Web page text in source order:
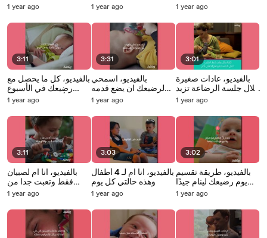
1 year ago
3:11
بالفيديو، كل ما يحصل مع
رضيعك في الأسبوع
الأول خلال 3 دقائق1 year ago
3:11
بالفيديو، انا ام لصبيان
فقط وتعبت جدا من
سماع هذه الامور
1 year ago
بعد الولادة
1 year ago
3:31
بالفيديو، اسمحي
لرضيعك ان يضع قدمه
في فمه
1 year ago
3:03
بالفيديو، انا ام لـ 4 أطفال
وهذه حالتي كل يوم
1 year ago
طفلك سنة
1 year ago
3:01
بالفيديو، عادات صغيرة
خلال جلسة الرضاعة تزيد
من ادرار الحليب
1 year ago
3:02
بالفيديو، طريقة تقسيم
يوم رضيعك لينام جيدًا
طوال اليوم
1 year ago